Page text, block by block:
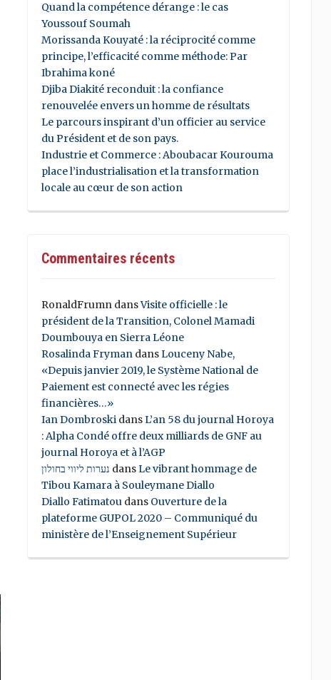
Quand la compétence dérange : le cas
Youssouf Soumah
Morissanda Kouyaté : la réciprocité comme
principe, l’efficacité comme méthode: Par
Ibrahima koné
Djiba Diakité reconduit : la confiance
renouvelée envers un homme de résultats
Le parcours inspirant d’un officier au service
du Président et de son pays.
Industrie et Commerce : Aboubacar Kourouma
place l’industrialisation et la transformation
locale au cœur de son action
Commentaires récents
RonaldFrumndansVisite officielle : le
président de la Transition, Colonel Mamadi
Doumbouya en Sierra Léone
Rosalinda FrymandansLouceny Nabe,
«Depuis janvier 2019, le Système National de
Paiement est connecté avec les régies
financières…»
Ian DombroskidansL’an 58 du journal Horoya
: Alpha Condé offre deux milliards de GNF au
journal Horoya et à l’AGP
נערות ליווי בחולון dansLe vibrant hommage de
Tibou Kamara à Souleymane Diallo
Diallo Fatimatoudans Ouverture de la
plateforme GUPOL 2020 – Communiqué du
ministère de l’Enseignement Supérieur